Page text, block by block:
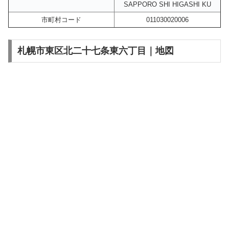
SAPPORO SHI HIGASHI KU
市町村コード
011030020006
札幌市東区北二十七条東六丁目｜地図